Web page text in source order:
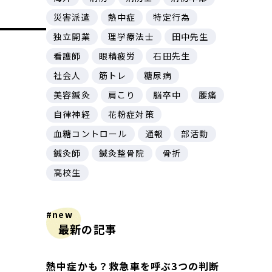
災害派遣
熱中症
特定行為
独立開業
理学療法士
田中先生
看護師
眼精疲労
石田先生
社会人
筋トレ
糖尿病
美容鍼灸
肩こり 脳卒中
腰痛
自律神経
花粉症対策
血糖コントロール
通報
部活動
鍼灸師
鍼灸整骨院
骨折
高校生
#new
最新の記事
熱中症かも？救急車を呼ぶ3つの判断